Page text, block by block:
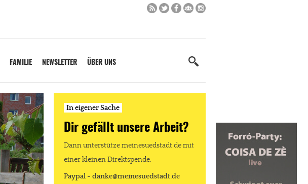
FAMILIE NEWSLETTER ÜBER UNS
In eigener Sache
Dir gefällt unsere Arbeit?
Dann unterstütze meinesuedstadt.de mit
einer kleinen Direktspende.
Paypal - danke@meinesuedstadt.de